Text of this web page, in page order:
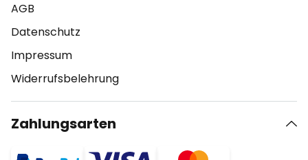
AGB
Datenschutz
Impressum
Widerrufsbelehrung
Zahlungsarten